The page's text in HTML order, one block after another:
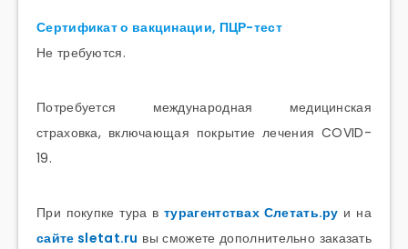
Сертификат о вакцинации, ПЦР-тест
Не требуются.
Потребуется международная медицинская
страховка, включающая покрытие лечения COVID-
19.
При покупке тура втурагентствах Слетать.ру и на
сайте sletat.ru вы сможете дополнительно заказать